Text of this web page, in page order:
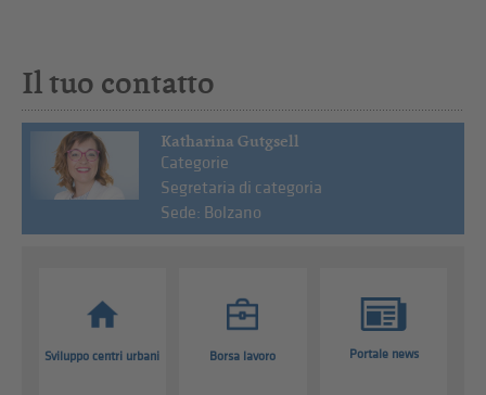
Il tuo contatto
Katharina Gutgsell
Categorie
Segretaria di categoria
Sede: Bolzano
Sviluppo centri urbani Borsa lavoro Portale news